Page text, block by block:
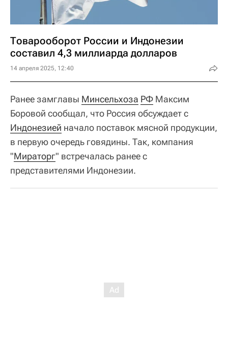
Товарооборот России и Индонезии
составил 4,3 миллиарда долларов
14 апреля 2025, 12:40
Ранее замглавы Минсельхоза РФ Максим
Боровой сообщал, что Россия обсуждает с
Индонезией начало поставок мясной продукции,
в первую очередь говядины. Так, компания
"Мираторг" встречалась ранее с
представителями Индонезии.